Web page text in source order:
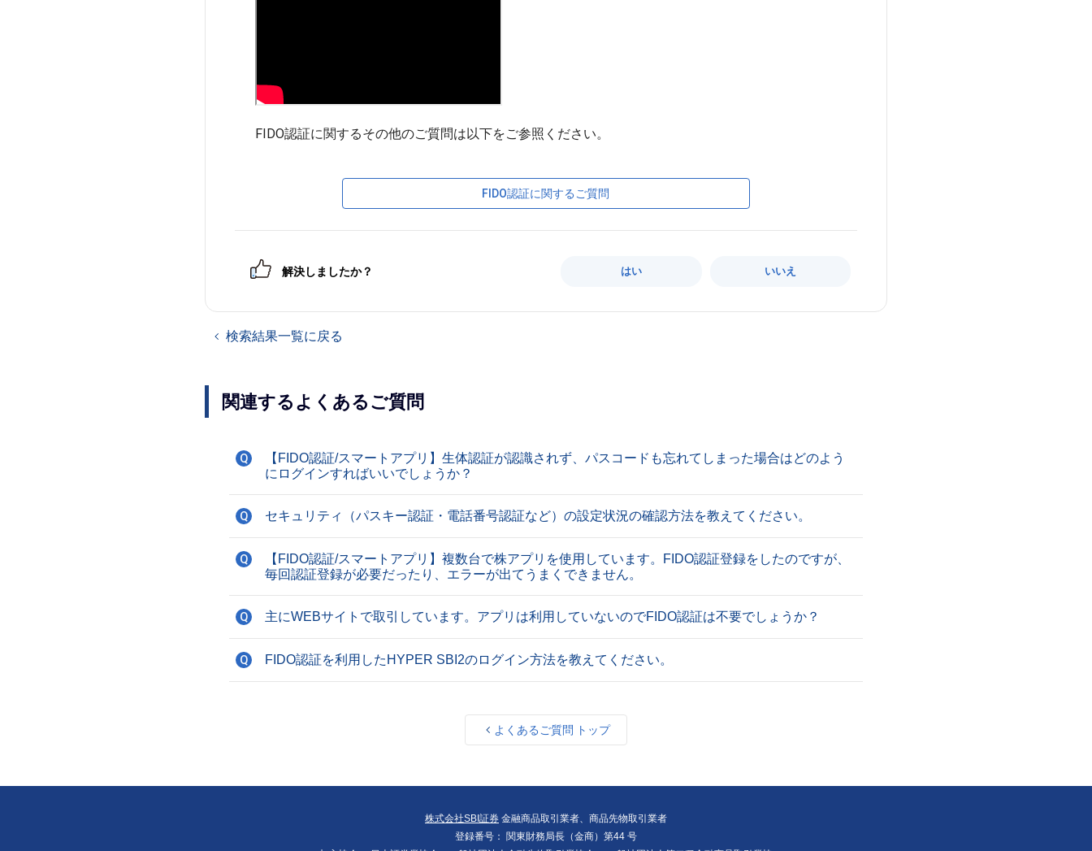
FIDO認証に関するご質問
解決しましたか？ はい いいえ
検索結果一覧に戻る
関連するよくあるご質問
Q
【FIDO認証/スマートアプリ】生体認証が認識されず、パスコードも忘れてしまった場合はどのよう
にログインすればいいでしょうか？
Q セキュリティ（パスキー認証・電話番号認証など）の設定状況の確認方法を教えてください。
Q
【FIDO認証/スマートアプリ】複数台で株アプリを使用しています。FIDO認証登録をしたのですが、
毎回認証登録が必要だったり、エラーが出てうまくできません。
Q 主にWEBサイトで取引しています。アプリは利用していないのでFIDO認証は不要でしょうか？
Q FIDO認証を利用したHYPER SBI2のログイン方法を教えてください。
よくあるご質問 トップ
株式会社SBI証券 金融商品取引業者、商品先物取引業者
登録番号：
関東財務局長（金商）第44 号